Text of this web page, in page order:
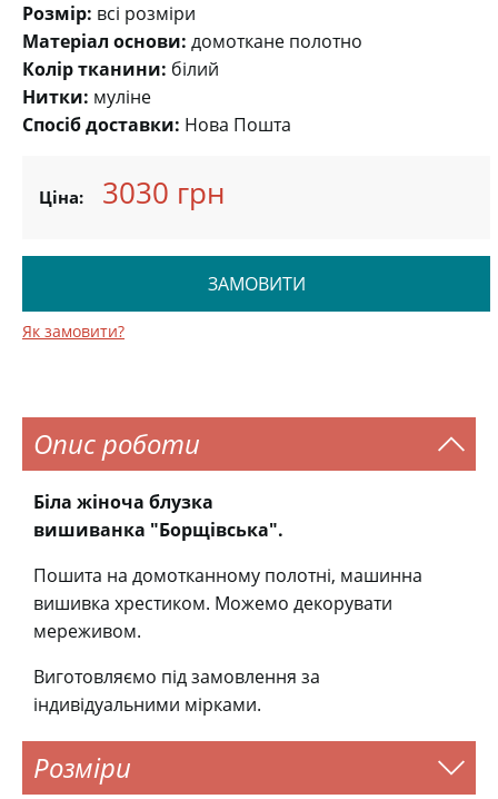
Розмір: всі розміри
Матеріал основи: домоткане полотно
Колір тканини: білий
Нитки: муліне
Спосіб доставки: Нова Пошта
Ціна: 3030 грн
ЗАМОВИТИ
Як замовити?
Опис роботи
Біла жіноча блузка
вишиванка "Борщівська".
Пошита на домотканному полотні, машинна
вишивка хрестиком. Можемо декорувати
мереживом.
Виготовляємо під замовлення за
індивідуальними мірками.
Розміри